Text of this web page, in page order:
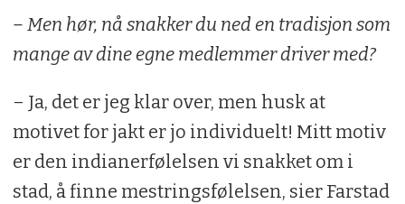
– Men hør, nå snakker du ned en tradisjon som
mange av dine egne medlemmer driver med?
– Ja, det er jeg klar over, men husk at
motivet for jakt er jo individuelt! Mitt motiv
er den indianerfølelsen vi snakket om i
stad, å finne mestringsfølelsen, sier Farstad